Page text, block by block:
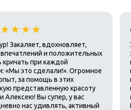
Закаляет, вдохновляет,
и положительных
при каждой
«Мы это сделали!». Огромное
за помощь в этих
представленную красоту
Алексею! Вы супер, у вас
нас удивлять, активный